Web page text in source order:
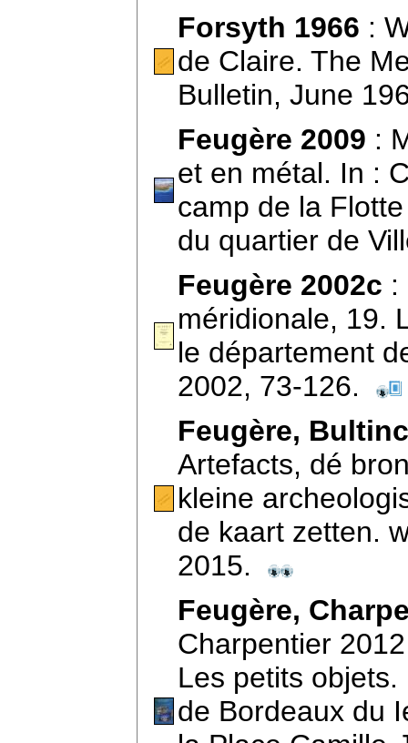
Forsyth 1966 :
de Claire. The
Bulletin, June
Feugère 2009 :
et en métal. In :
camp de la
du quartier de
Feugère 2002c :
méridionale, 19.
le département
2002, 73-126.
Feugère,
Artefacts, dé
kleine
de kaart zetten.
2015.
Feugère,
Charpentier
Les petits
de Bordeaux du